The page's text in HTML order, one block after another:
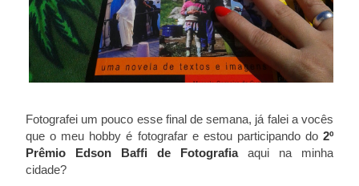
Fotografei um pouco esse final de semana, já falei a vocês
que o meu hobby é fotografar e estou participando do 2º
Prêmio Edson Baffi de Fotografia
aqui na minha
cidade?